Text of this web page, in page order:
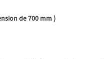
de 700 mm )